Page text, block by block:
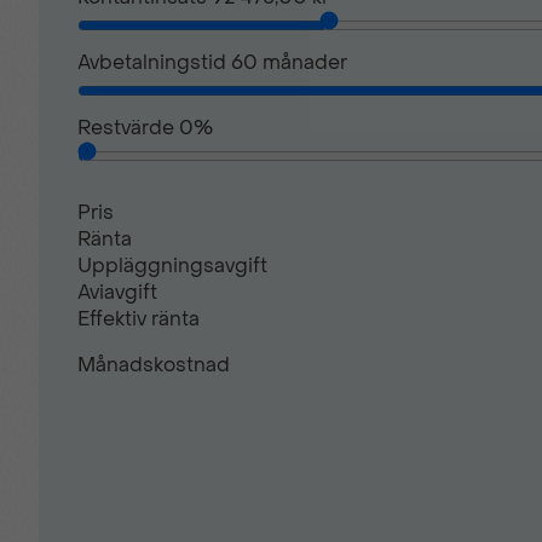
LED-varselljus i 3-klo design
Läderinkläddratt
Mörktonade sidorutor
Avbetalningstid 60 månader
Restvärde 0%
Pris
Ränta
Uppläggningsavgift
Aviavgift
Effektiv ränta
Månadskostnad